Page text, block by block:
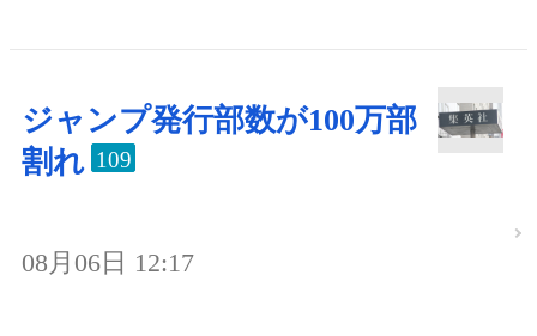
ジャンプ発行部数が100万部
割れ 109
08月06日 12:17